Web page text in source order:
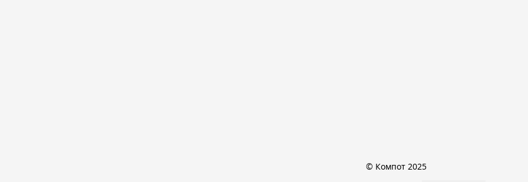
© Компот 2025